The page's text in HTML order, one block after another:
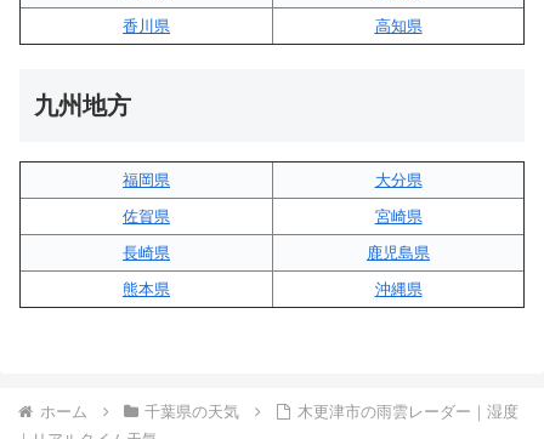
香川県
高知県
九州地方
福岡県
大分県
佐賀県
宮崎県
長崎県
鹿児島県
熊本県
沖縄県
ホーム 千葉県の天気
木更津市の雨雲レーダー｜湿度